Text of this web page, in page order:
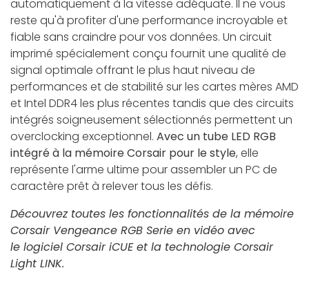
automatiquement à la vitesse adéquate. Il ne vous
reste qu'à profiter d'une performance incroyable et
fiable sans craindre pour vos données. Un circuit
imprimé spécialement conçu fournit une qualité de
signal optimale offrant le plus haut niveau de
performances et de stabilité sur les cartes mères AMD
et Intel DDR4 les plus récentes tandis que des circuits
intégrés soigneusement sélectionnés permettent un
overclocking exceptionnel. Avec un tube LED RGB
intégré à la mémoire Corsair pour le style, elle
représente l'arme ultime pour assembler un PC de
caractère prêt à relever tous les défis.
Découvrez toutes les fonctionnalités de la mémoire
Corsair Vengeance RGB Serie en vidéo avec
le logiciel Corsair iCUE et la technologie Corsair
Light LINK.